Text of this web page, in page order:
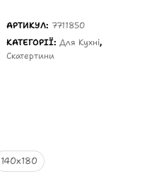
АРТИКУЛ: 7711850
КАТЕГОРІЇ:Для Кухні,
Скатертини
140х180